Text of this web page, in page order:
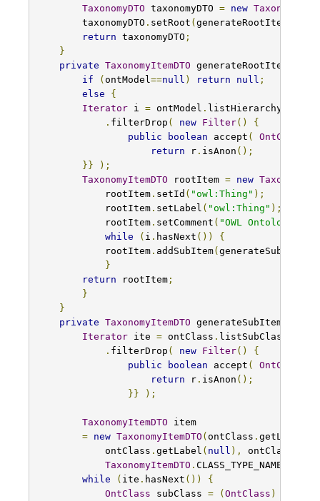
TaxonomyDTO taxonomyDTO = new TaxonomyDTO
taxonomyDTO . setRoot ( generateRootItem
return taxonomyDTO ;
}
private TaxonomyItemDTO generateRootItem
if
( ontModel ==null ) return null ;
else
{
Iterator i = ontModel .
. filterDrop ( new Filter()
{
public
boolean accept ( OntClass
return r . isAnon ();
}}
);
TaxonomyItemDTO rootItem = new
rootItem . setId ( "owl:Thing" );
rootItem . setLabel ( "owl:Thing" );
rootItem . setComment ( "OWL Ontology
while
( i . hasNext ())
{
rootItem . addSubItem(
}
return rootItem ;
}
}
private TaxonomyItemDTO
Iterator ite = ontClass . listSubClasses
. filterDrop ( new Filter()
{
public
boolean accept ( OntClass
return r . isAnon ();
}}
);
TaxonomyItemDTO item
= new TaxonomyItemDTO ( ontClass .
ontClass . getLabel ( null ), ontClass
TaxonomyItemDTO . CLASS_TYPE_NAME
while
( ite . hasNext ())
{
OntClass subClass = ( OntClass )